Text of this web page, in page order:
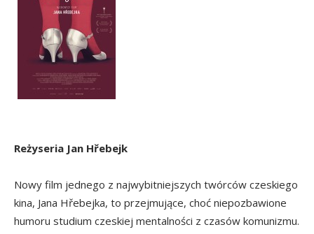
Reżyseria Jan Hřebejk
Nowy film jednego z najwybitniejszych twórców czeskiego
kina, Jana Hřebejka, to przejmujące, choć niepozbawione
humoru studium czeskiej mentalności z czasów komunizmu.